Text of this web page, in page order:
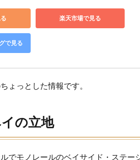
楽天市場で見る
で見る
ょっとした情報です。
の立地
でモノレールのベイサイド・ステー